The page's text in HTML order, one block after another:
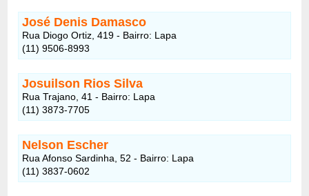
José Denis Damasco
Rua Diogo Ortiz, 419 - Bairro: Lapa
(11) 9506-8993
Josuilson Rios Silva
Rua Trajano, 41 - Bairro: Lapa
(11) 3873-7705
Nelson Escher
Rua Afonso Sardinha, 52 - Bairro: Lapa
(11) 3837-0602